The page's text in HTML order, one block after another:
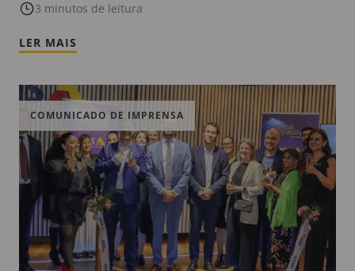
3 minutos de leitura
LER MAIS
COMUNICADO DE IMPRENSA